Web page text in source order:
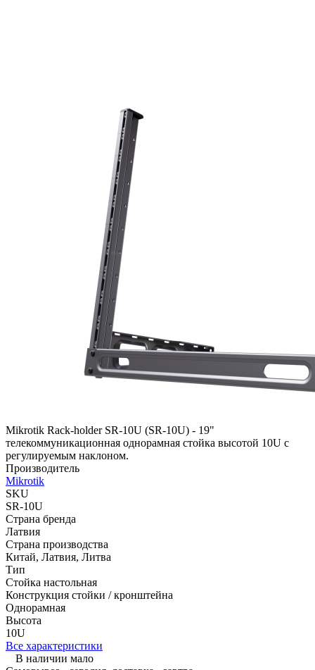
Mikrotik Rack-holder SR-10U (SR-10U) - 19"
телекоммуникационная однорамная стойка высотой 10U c
регулируемым наклоном.
Производитель
Mikrotik
SKU
SR-10U
Страна бренда
Латвия
Страна производства
Китай, Латвия, Литва
Тип
Стойка настольная
Конструкция стойки / кронштейна
Однорамная
Высота
10U
Все характеристики
В наличии мало